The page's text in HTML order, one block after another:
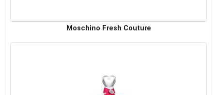
Moschino Fresh Couture